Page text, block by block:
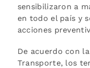
sensibilizaron a
en todo el país y
acciones
De acuerdo con
Transporte, los